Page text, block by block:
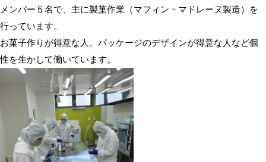
メンバー５名で、主に製菓作業（マフィン・マドレーヌ製造）を
行っています。
お菓子作りが得意な人、パッケージのデザインが得意な人など個
性を生かして働いています。